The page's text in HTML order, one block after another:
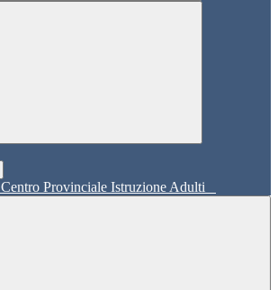
Centro Provinciale Istruzione Adulti